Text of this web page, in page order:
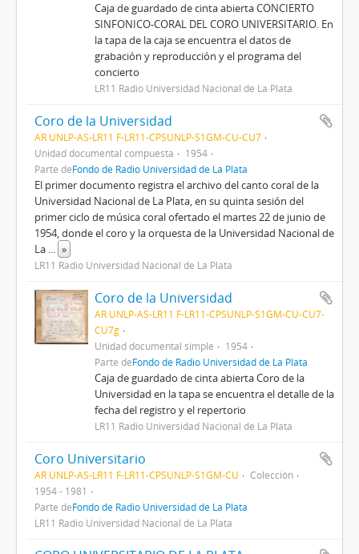
Caja de guardado de cinta abierta CONCIERTO
SINFONICO-CORAL DEL CORO UNIVERSITARIO. En
la tapa de la caja se encuentra el datos de
grabación y reproducción y el programa del
concierto
LR11 Radio Universidad Nacional de La Plata
Coro de la Universidad
AR UNLP-AS-LR11 F-LR11-CPSUNLP-S1GM-CU-CU7
Unidad documental compuesta
1954
Parte deFondo de Radio Universidad de La Plata
El primer documento registra el archivo del canto coral de la
Universidad Nacional de La Plata, en su quinta sesión del
primer ciclo de música coral ofertado el martes 22 de junio de
1954, donde el coro y la orquesta de la Universidad Nacional de
La ... »
LR11 Radio Universidad Nacional de La Plata
Coro de la Universidad
AR UNLP-AS-LR11 F-LR11-CPSUNLP-S1GM-CU-CU7-
CU7g
Unidad documental simple
1954
Parte deFondo de Radio Universidad de La Plata
Caja de guardado de cinta abierta Coro de la
Universidad en la tapa se encuentra el detalle de la
fecha del registro y el repertorio
LR11 Radio Universidad Nacional de La Plata
Coro Universitario
AR UNLP-AS-LR11 F-LR11-CPSUNLP-S1GM-CU
Colección
1954 - 1981
Parte deFondo de Radio Universidad de La Plata
LR11 Radio Universidad Nacional de La Plata